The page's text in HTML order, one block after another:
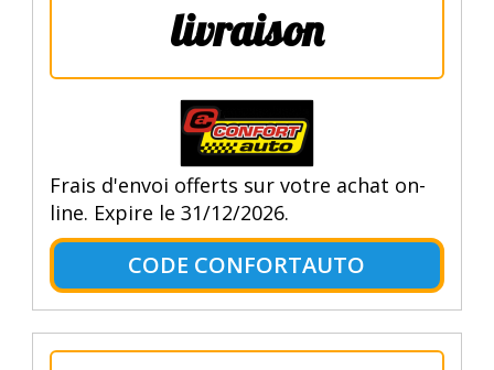
livraison
Frais d'envoi offerts sur votre achat on-
line. Expire le 31/12/2026.
CODE CONFORTAUTO